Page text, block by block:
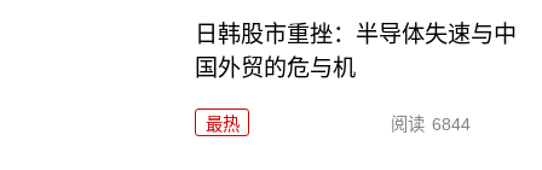
日韩股市重挫：半导体失速与中
国外贸的危与机
最热 阅读 6844